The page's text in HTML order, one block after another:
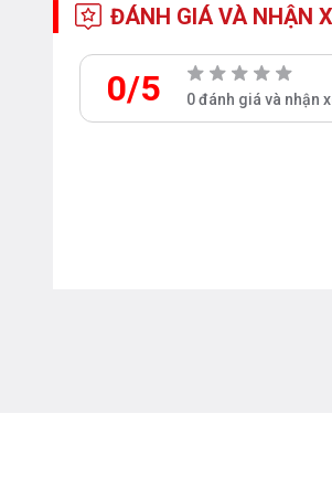
ĐÁNH GIÁ VÀ NHẬN
0/5 0 đánh giá và nhận